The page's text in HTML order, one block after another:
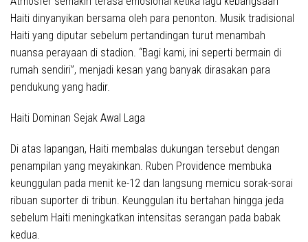
Haiti dinyanyikan bersama oleh para penonton. Musik tradisional
Haiti yang diputar sebelum pertandingan turut menambah
nuansa perayaan di stadion. “Bagi kami, ini seperti bermain di
rumah sendiri”, menjadi kesan yang banyak dirasakan para
pendukung yang hadir.
Haiti Dominan Sejak Awal Laga
Di atas lapangan, Haiti membalas dukungan tersebut dengan
penampilan yang meyakinkan. Ruben Providence membuka
keunggulan pada menit ke-12 dan langsung memicu sorak-sorai
ribuan suporter di tribun. Keunggulan itu bertahan hingga jeda
sebelum Haiti meningkatkan intensitas serangan pada babak
kedua.